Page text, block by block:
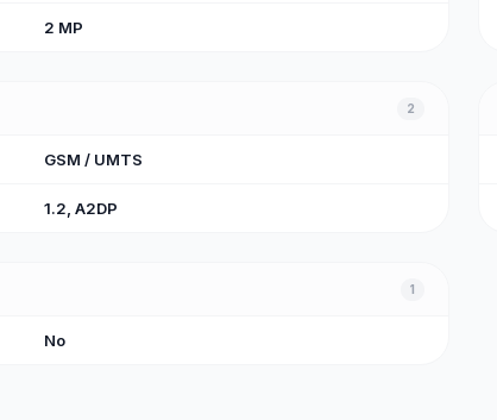
2 MP
2
GSM / UMTS
1.2, A2DP
1
No